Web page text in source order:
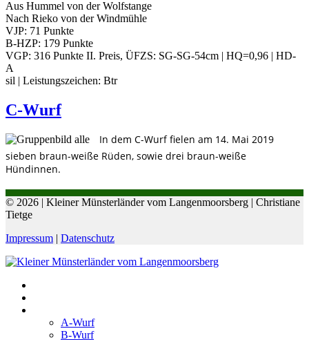
Aus Hummel von der Wolfstange
Nach Rieko von der Windmühle
VJP: 71 Punkte
B-HZP: 179 Punkte
VGP: 316 Punkte II. Preis, ÜFZS: SG-SG-54cm | HQ=0,96 | HD-
A
sil | Leistungszeichen: Btr
C-Wurf
In dem C-Wurf fielen am 14. Mai 2019
sieben braun-weiße Rüden, sowie drei braun-weiße
Hündinnen.
© 2026 | Kleiner Münsterländer vom Langenmoorsberg | Christiane
Tietge
Impressum | Datenschutz
A-Wurf
B-Wurf